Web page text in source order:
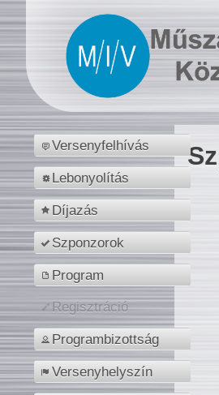
Versenyfelhívás
Lebonyolítás
Díjazás
Szponzorok
Program
Regisztráció
Programbizottság
Versenyhelyszín